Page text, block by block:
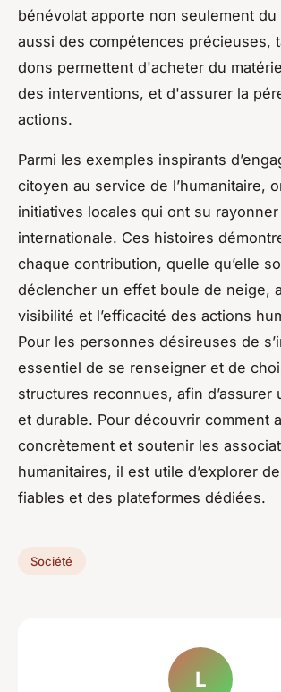
bénévolat apporte non seulement du
aussi des compétences précieuses,
dons permettent d'acheter du
des interventions, et d'assurer la
actions.
Parmi les exemples inspirants
citoyen au service de l’humanitaire,
initiatives locales qui ont su rayonner
internationale. Ces histoires
chaque contribution, quelle qu’elle
déclencher un effet boule de neige,
visibilité et l’efficacité des actions
Pour les personnes désireuses de
essentiel de se renseigner et de
structures reconnues, afin d’assurer
et durable. Pour découvrir comment
concrètement et soutenir les
humanitaires, il est utile d’explorer
fiables et des plateformes dédiées.
Société
L